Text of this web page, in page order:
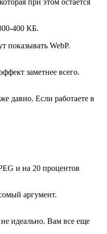
при этом остается
400 КБ.
показывать WebP.
заметнее всего.
давно. Если работаете в
и на 20 процентов
аргумент.
идеально. Вам все еще